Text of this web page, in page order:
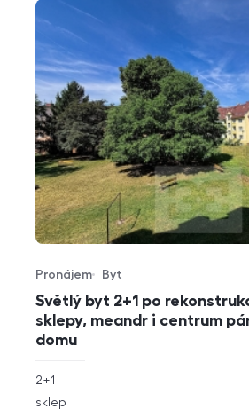
Světlý byt 2+1 po
sklepy, meandr i centrum
domu
Typ nabídky
Pronájem
Typ nemovitosti
Byt
rozměry
dispozice
2+1
funkce
sklep